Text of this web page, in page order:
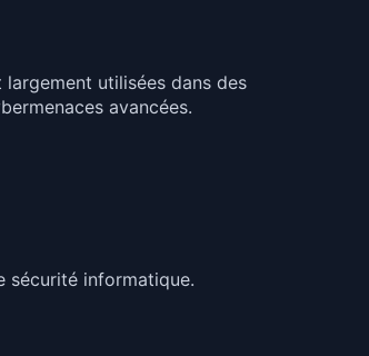
utilisées dans des
avancées.
sécurité informatique.